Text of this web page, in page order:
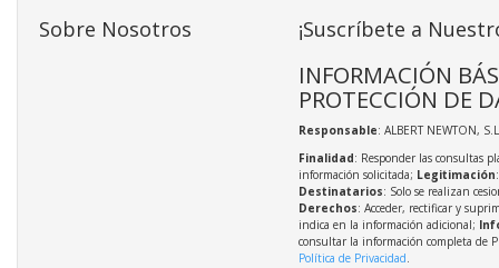
Sobre Nosotros ¡Suscríbete a
INFORMACIÓN
PROTECCIÓN DE
Responsable: ALBERT NEWTON,
Finalidad: Responder las consultas
información solicitada; Legitimación
Destinatarios: Solo se realizan
Derechos: Acceder, rectificar y
indica en la información adicional;
consultar la información completa de
Política de Privacidad.